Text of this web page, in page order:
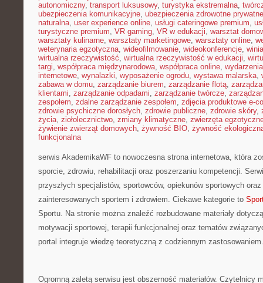
autonomiczny, transport luksusowy, turystyka ekstremalna,
ubezpieczenia komunikacyjne, ubezpieczenia zdrowotne prywatne
naturalna, user experience online, usługi cateringowe premium,
turystyczne premium, VR gaming, VR w edukacji, warsztat
warsztaty kulinarne, warsztaty marketingowe, warsztaty online,
weterynaria egzotyczna, wideofilmowanie, wideokonferencje,
wirtualna rzeczywistość, wirtualna rzeczywistość w edukacji,
targi, współpraca międzynarodowa, współpraca online,
internetowe, wynalazki, wyposażenie ogrodu, wystawa malarska,
zabawa w domu, zarządzanie biurem, zarządzanie flotą,
klientami, zarządzanie odpadami, zarządzanie twórcze,
zespołem, zdalne zarządzanie zespołem, zdjęcia produktowe e-
zdrowie psychiczne dorosłych, zdrowie publiczne, zdrowie skóry,
życia, ziołolecznictwo, zmiany klimatyczne, zwierzęta
żywienie zwierząt domowych, żywność BIO, żywność
funkcjonalna
serwis AkademikaWF to nowoczesna strona internetowa, która
sporcie, zdrowiu, rehabilitacji oraz poszerzaniu kompetencji.
przyszłych specjalistów, sportowców, opiekunów sportowych
zainteresowanych sportem i zdrowiem. Ciekawe kategorie to
Sportu. Na stronie można znaleźć rozbudowane materiały
motywacji sportowej, terapii funkcjonalnej oraz tematów
portal integruje wiedzę teoretyczną z codziennym zastosowaniem.
Ogromną zaletą serwisu jest obszerność materiałów. Czytelnicy